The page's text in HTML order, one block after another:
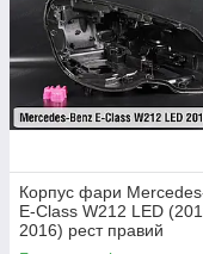
Корпус фари
E-Class W212 LED
2016) рест правий